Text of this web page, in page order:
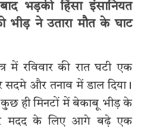
भड़की हिंसा इंसानियत
भीड़ ने उतारा मौत के घाट
में रविवार की रात घटी एक
सदमे और तनाव में डाल दिया।
ही मिनटों में बेकाबू भीड़ के
मदद के लिए आगे बढ़े एक